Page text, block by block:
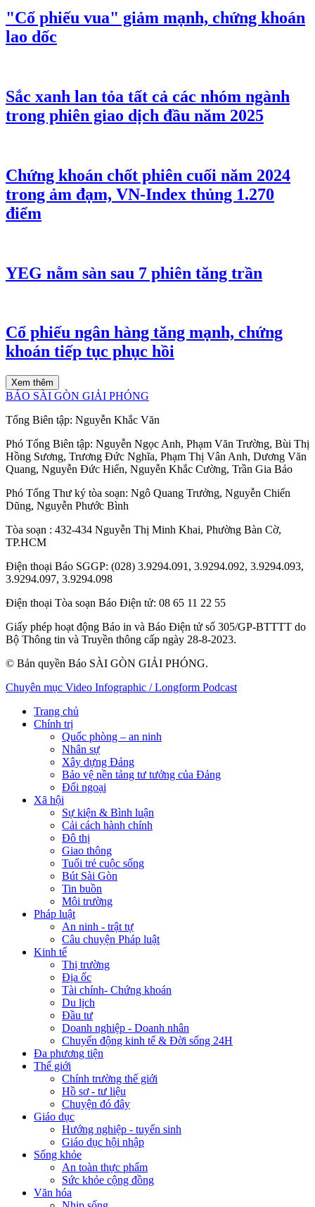
"Cổ phiếu vua" giảm mạnh, chứng khoán
lao dốc
Sắc xanh lan tỏa tất cả các nhóm ngành
trong phiên giao dịch đầu năm 2025
Chứng khoán chốt phiên cuối năm 2024
trong ảm đạm, VN-Index thủng 1.270
điểm
YEG nằm sàn sau 7 phiên tăng trần
Cổ phiếu ngân hàng tăng mạnh, chứng
khoán tiếp tục phục hồi
Xem thêm
BÁO SÀI GÒN GIẢI PHÓNG
Tổng Biên tập: Nguyễn Khắc Văn
Phó Tổng Biên tập: Nguyễn Ngọc Anh, Phạm Văn Trường, Bùi Thị
Hồng Sương, Trương Đức Nghĩa, Phạm Thị Vân Anh, Dương Văn
Quang, Nguyễn Đức Hiển, Nguyễn Khắc Cường, Trần Gia Bảo
Phó Tổng Thư ký tòa soạn: Ngô Quang Trưởng, Nguyễn Chiến
Dũng, Nguyễn Phước Bình
Tòa soạn : 432-434 Nguyễn Thị Minh Khai, Phường Bàn Cờ,
TP.HCM
Điện thoại Báo SGGP: (028) 3.9294.091, 3.9294.092, 3.9294.093,
3.9294.097, 3.9294.098
Điện thoại Tòa soạn Báo Điện tử: 08 65 11 22 55
Giấy phép hoạt động Báo in và Báo Điện tử số 305/GP-BTTTT do
Bộ Thông tin và Truyền thông cấp ngày 28-8-2023.
© Bản quyền Báo SÀI GÒN GIẢI PHÓNG.
Chuyên mục Video Infographic / Longform Podcast
Trang chủ
Chính trị
Quốc phòng – an ninh
Nhân sự
Xây dựng Đảng
Bảo vệ nền tảng tư tưởng của Đảng
Đối ngoại
Xã hội
Sự kiện & Bình luận
Cải cách hành chính
Đô thị
Giao thông
Tuổi trẻ cuộc sống
Bút Sài Gòn
Tin buồn
Môi trường
Pháp luật
An ninh - trật tự
Câu chuyện Pháp luật
Kinh tế
Thị trường
Địa ốc
Tài chính- Chứng khoán
Du lịch
Đầu tư
Doanh nghiệp - Doanh nhân
Chuyển động kinh tế & Đời sống 24H
Đa phương tiện
Thế giới
Chính trường thế giới
Hồ sơ - tư liệu
Chuyện đó đây
Giáo dục
Hướng nghiệp - tuyển sinh
Giáo dục hội nhập
Sống khỏe
An toàn thực phẩm
Sức khỏe cộng đồng
Văn hóa